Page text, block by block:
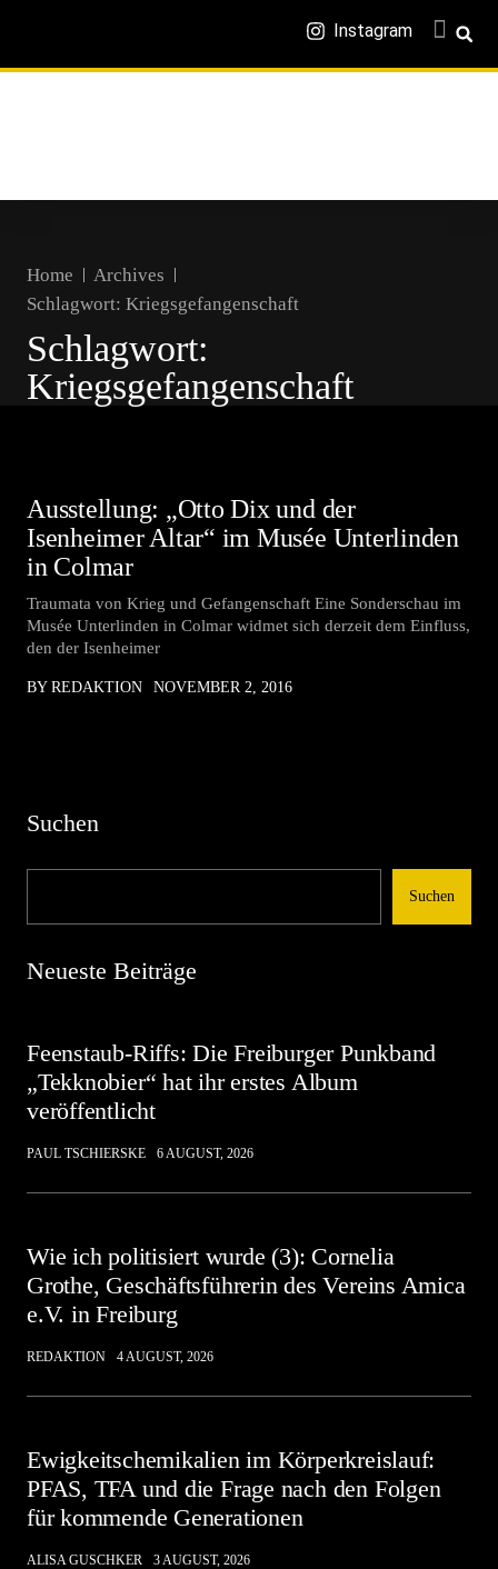
Instagram
Home
Archives
Schlagwort: Kriegsgefangenschaft
Schlagwort:
Kriegsgefangenschaft
Ausstellung: „Otto Dix und der
Isenheimer Altar“ im Musée Unterlinden
in Colmar
Traumata von Krieg und Gefangenschaft Eine Sonderschau im
Musée Unterlinden in Colmar widmet sich derzeit dem Einfluss,
den der Isenheimer
BY REDAKTION NOVEMBER 2, 2016
Suchen
Suchen
Neueste Beiträge
Feenstaub-Riffs: Die Freiburger Punkband
„Tekknobier“ hat ihr erstes Album
veröffentlicht
PAUL TSCHIERSKE 6 AUGUST, 2026
Wie ich politisiert wurde (3): Cornelia
Grothe, Geschäftsführerin des Vereins Amica
e.V. in Freiburg
REDAKTION 4 AUGUST, 2026
Ewigkeitschemikalien im Körperkreislauf:
PFAS, TFA und die Frage nach den Folgen
für kommende Generationen
ALISA GUSCHKER 3 AUGUST, 2026